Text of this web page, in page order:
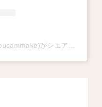
『YouCam メイク』公式(@youcammake)がシェアした投稿